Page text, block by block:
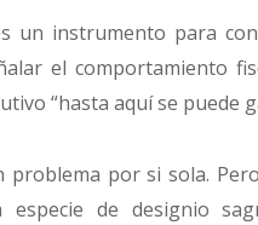
un instrumento para
el comportamiento
“hasta aquí se puede
problema por si sola.
especie de designio